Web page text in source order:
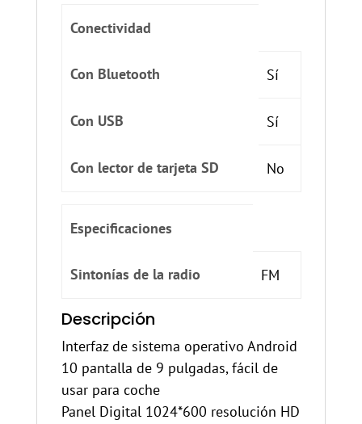
Conectividad
Con Bluetooth Sí
Con USB Sí
Con lector de tarjeta SD No
Especificaciones
Sintonías de la radio FM
Descripción
Interfaz de sistema operativo Android
10 pantalla de 9 pulgadas, fácil de
usar para coche
Panel Digital 1024*600 resolución HD